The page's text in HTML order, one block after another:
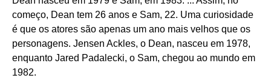
começo, Dean tem 26 anos e Sam, 22. Uma curiosidade
é que os atores são apenas um ano mais velhos que os
personagens. Jensen Ackles, o Dean, nasceu em 1978,
enquanto Jared Padalecki, o Sam, chegou ao mundo em
1982.